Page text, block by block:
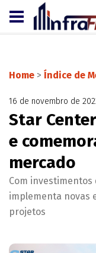
Home > Índice de
16 de novembro de
Star
e
mercado
Com investimentos
implementa novas
projetos